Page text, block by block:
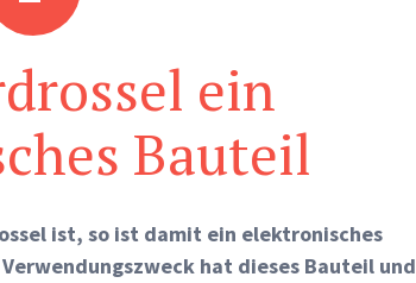
ein
Bauteil
ist, so ist damit ein elektronisches
hat dieses Bauteil und